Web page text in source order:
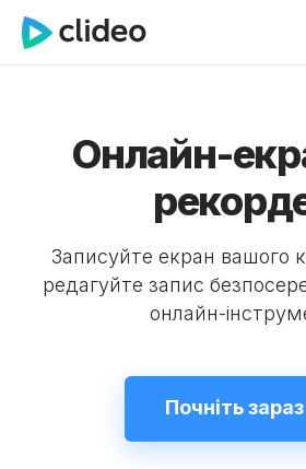
Онлайн-
Записуйте екран вашого
редагуйте запис
онлайн-
Почніть зараз